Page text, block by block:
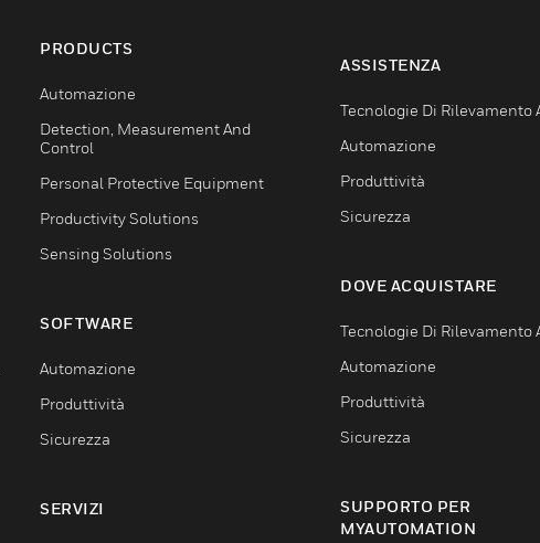
PRODUCTS
Automazione
Detection, Measurement And
Control
Personal Protective Equipment
Productivity Solutions
Sensing Solutions
SOFTWARE
Automazione
Produttività
Sicurezza
SERVIZI
ASSISTENZA
Tecnologie Di Rilevamento
Automazione
Produttività
Sicurezza
DOVE ACQUISTARE
Tecnologie Di Rilevamento
Automazione
Produttività
Sicurezza
SUPPORTO PER
MYAUTOMATION